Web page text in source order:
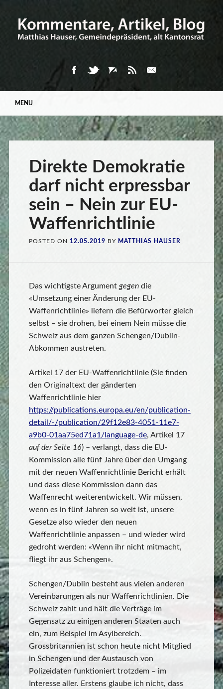
Main menu
content
MENU
Direkte Demokratie
darf nicht erpressbar
sein – Nein zur EU-
Waffenrichtlinie
POSTED ON 12.05.2019 BY MATTHIAS HAUSER
Das wichtigste Argument gegendie
«Umsetzung einer Änderung der EU-
Waffenrichtlinie» liefern die Befürworter gleich
selbst – sie drohen, bei einem Nein müsse die
Schweiz aus dem ganzen Schengen/Dublin-
Abkommen austreten.
Artikel 17 der EU-Waffenrichtlinie (Sie finden
den Originaltext der gänderten
Waffenrichtlinie hier
https://publications.europa.eu/en/publication-
detail/-/publication/29f12e83-4051-11e7-
a9b0-01aa75ed71a1/language-de, Artikel 17
auf der Seite 16) – verlangt, dass die EU-
Kommission alle fünf Jahre über den Umgang
mit der neuen Waffenrichtlinie Bericht erhält
und dass diese Kommission dann das
Waffenrecht weiterentwickelt. Wir müssen,
wenn es in fünf Jahren so weit ist, unsere
Gesetze also wieder den neuen
Waffenrichtlinie anpassen – und wieder wird
gedroht werden: «Wenn ihr nicht mitmacht,
fliegt ihr aus Schengen».
Schengen/Dublin besteht aus vielen anderen
Vereinbarungen als nur Waffenrichtlinien. Die
Schweiz zahlt und hält die Verträge im
Gegensatz zu einigen anderen Staaten auch
ein, zum Beispiel im Asylbereich.
Grossbritannien ist schon heute nicht Mitglied
in Schengen und der Austausch von
Polizeidaten funktioniert trotzdem – im
Interesse aller. Erstens glaube ich nicht, dass